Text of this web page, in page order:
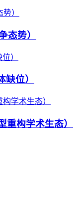
态势）
位）
重构学术生态）